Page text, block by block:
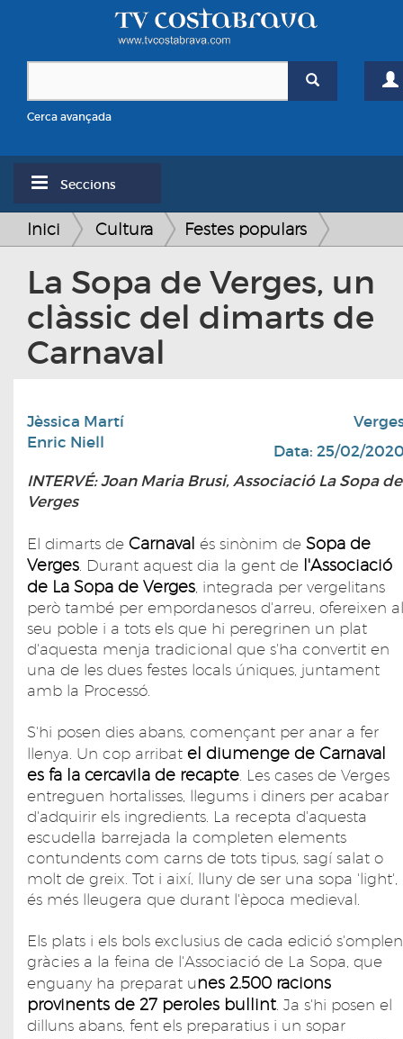
Cerca avançada
Seccions
Inici Cultura Festes populars
La Sopa de Verges, un
clàssic del dimarts de
Carnaval
Jèssica Martí
Enric Niell
Data: 25/02/
INTERVÉ: Joan Maria Brusi, Associació La Sopa de
Verges
El dimarts de Carnaval és sinònim de Sopa de
Verges. Durant aquest dia la gent de l'Associació
de La Sopa de Verges, integrada per vergelitans
però també per empordanesos d'arreu, ofereixen al
seu poble i a tots els que hi peregrinen un plat
d'aquesta menja tradicional que s'ha convertit en
una de les dues festes locals úniques, juntament
amb la Processó.
S'hi posen dies abans, començant per anar a fer
llenya. Un cop arribat el diumenge de Carnaval
es fa la cercavila de recapte. Les cases de Verges
entreguen hortalisses, llegums i diners per acabar
d'adquirir els ingredients. La recepta d'aquesta
escudella barrejada la completen elements
contundents com carns de tots tipus, sagí salat o
molt de greix. Tot i així, lluny de ser una sopa 'light',
és més lleugera que durant l'època medieval.
Els plats i els bols exclusius de cada edició s'omplen
gràcies a la feina de l'Associació de La Sopa, que
enguany ha preparat unes 2.500 racions
provinents de 27 peroles bullint. Ja s'hi posen el
dilluns abans, fent els preparatius i un sopar